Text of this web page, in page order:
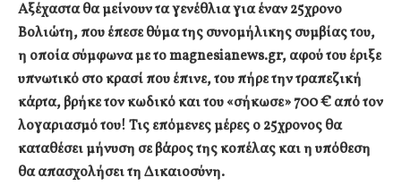
Αξέχαστα θα μείνουν τα γενέθλια για έναν 25χρονο
Βολιώτη, που έπεσε θύμα της συνομήλικης συμβίας του,
η οποία σύμφωνα με το magnesianews.gr, αφού του έριξε
υπνωτικό στο κρασί που έπινε, του πήρε την τραπεζική
κάρτα, βρήκε τον κωδικό και του «σήκωσε» 700 € από τον
λογαριασμό του! Τις επόμενες μέρες ο 25χρονος θα
καταθέσει μήνυση σε βάρος της κοπέλας και η υπόθεση
θα απασχολήσει τη Δικαιοσύνη.